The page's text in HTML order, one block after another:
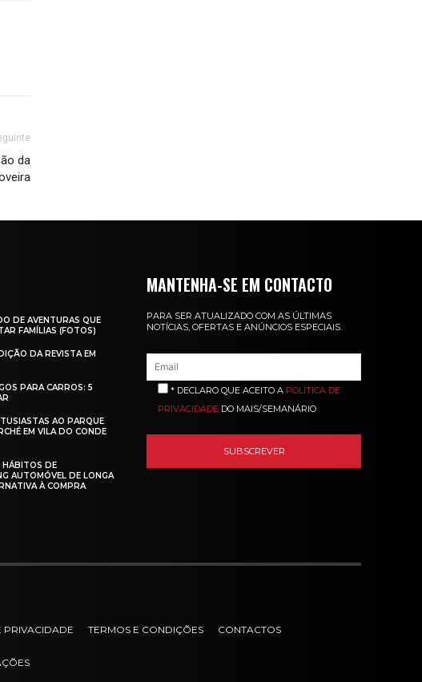
da
DE AVENTURAS QUE
FAMÍLIAS (FOTOS)
DA REVISTA EM
PARA CARROS: 5
AO PARQUE
EM VILA DO CONDE
HÁBITOS DE
AUTOMÓVEL DE LONGA
À COMPRA
MANTENHA-SE EM CONTACTO
PARA SER ATUALIZADO COM AS ÚLTIMAS
NOTÍCIAS, OFERTAS E ANÚNCIOS ESPECIAIS.
* DECLARO QUE ACEITO A POLÍTICA DE
PRIVACIDADE DO MAIS/SEMANÁRIO
PRIVACIDADE TERMOS E CONDIÇÕES CONTACTOS